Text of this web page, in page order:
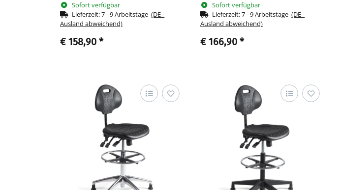
Sofort verfügbar
Lieferzeit:7 - 9 Arbeitstage(DE -
Ausland abweichend)
€ 158,90 *
Sofort verfügbar
Lieferzeit:7 - 9 Arbeitstage(DE -
Ausland abweichend)
€ 166,90 *